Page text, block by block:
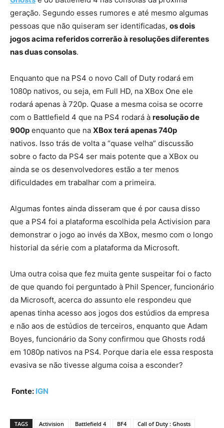
geração. Segundo esses rumores e até mesmo algumas
pessoas que não quiseram ser identificadas, os dois
jogos acima referidos correrão à resoluções diferentes
nas duas consolas.
Enquanto que na PS4 o novo Call of Duty rodará em
1080p nativos, ou seja, em Full HD, na XBox One ele
rodará apenas à 720p. Quase a mesma coisa se ocorre
com o Battlefield 4 que na PS4 rodará à resolução de
900p enquanto que na XBox terá apenas 740p
nativos. Isso trás de volta a “quase velha” discussão
sobre o facto da PS4 ser mais potente que a XBox ou
ainda se os desenvolvedores estão a ter menos
dificuldades em trabalhar com a primeira.
Algumas fontes ainda disseram que é por causa disso
que a PS4 foi a plataforma escolhida pela Activision para
demonstrar o jogo ao invés da XBox, mesmo com o longo
historial da série com a plataforma da Microsoft.
Uma outra coisa que fez muita gente suspeitar foi o facto
de que quando foi perguntado à Phil Spencer, funcionário
da Microsoft, acerca do assunto ele respondeu que
apenas tinha acesso aos jogos dos estúdios da empresa
e não aos de estúdios de terceiros, enquanto que Adam
Boyes, funcionário da Sony confirmou que Ghosts rodá
em 1080p nativos na PS4. Porque daria ele essa resposta
evasiva se não tivesse alguma coisa a esconder?
Fonte: IGN
TAGS Activision Battlefield 4 BF4
Call of Duty : Ghosts